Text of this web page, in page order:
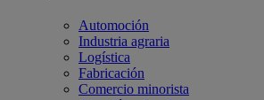
Automoción
Industria agraria
Logística
Fabricación
Comercio minorista